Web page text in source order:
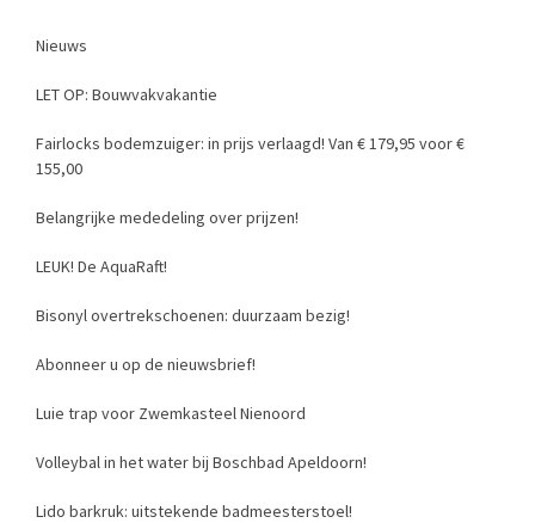
Nieuws
LET OP: Bouwvakvakantie
Fairlocks bodemzuiger: in prijs verlaagd! Van € 179,95 voor €
155,00
Belangrijke mededeling over prijzen!
LEUK! De AquaRaft!
Bisonyl overtrekschoenen: duurzaam bezig!
Abonneer u op de nieuwsbrief!
Luie trap voor Zwemkasteel Nienoord
Volleybal in het water bij Boschbad Apeldoorn!
Lido barkruk: uitstekende badmeesterstoel!